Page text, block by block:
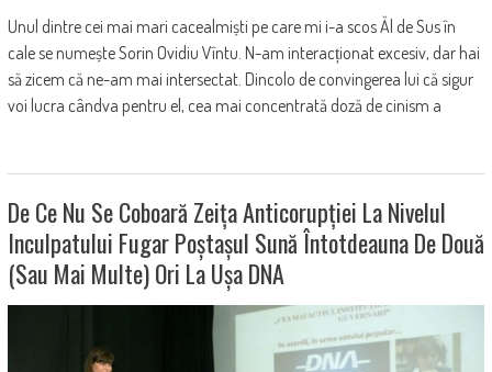
Unul dintre cei mai mari cacealmiști pe care mi i-a scos Ăl de Sus în
cale se numește Sorin Ovidiu Vîntu. N-am interacționat excesiv, dar hai
să zicem că ne-am mai intersectat. Dincolo de convingerea lui că sigur
voi lucra cândva pentru el, cea mai concentrată doză de cinism a
De Ce Nu Se Coboară Zeița Anticorupției La Nivelul
Inculpatului Fugar Poștașul Sună Întotdeauna De Două
(sau Mai Multe) Ori La Ușa DNA